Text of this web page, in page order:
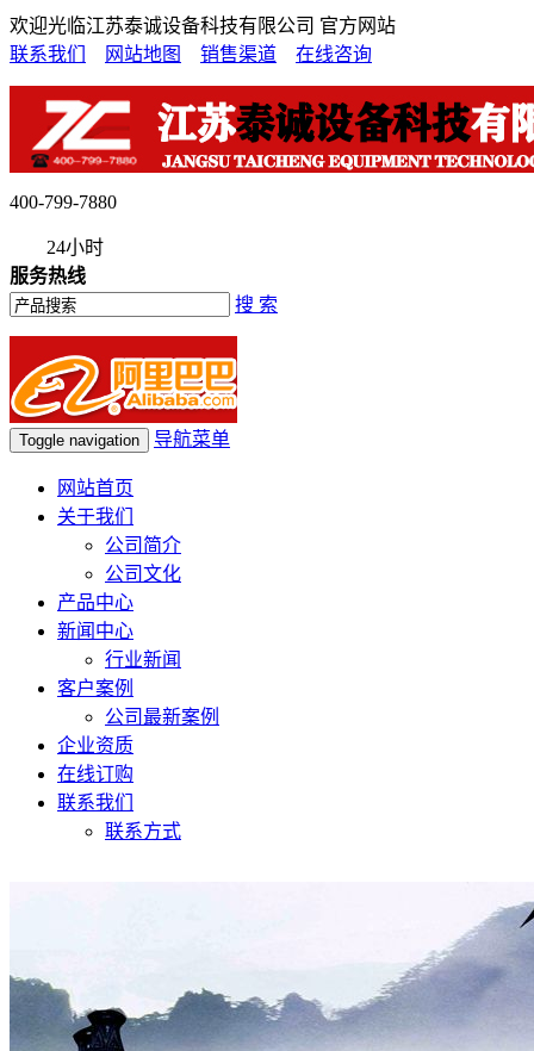
欢迎光临江苏泰诚设备科技有限公司 官方网站
联系我们
网站地图 销售渠道 在线咨询
400-799-7880
24小时
服务热线
搜 索
Toggle navigation 导航菜单
网站首页
关于我们
公司简介
公司文化
产品中心
新闻中心
行业新闻
客户案例
公司最新案例
企业资质
在线订购
联系我们
联系方式